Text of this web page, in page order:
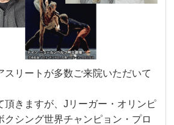
スリートが多数ご来院いただいて
頂きますが、Jリーガー・オリンピ
クシング世界チャンピョン・プロ